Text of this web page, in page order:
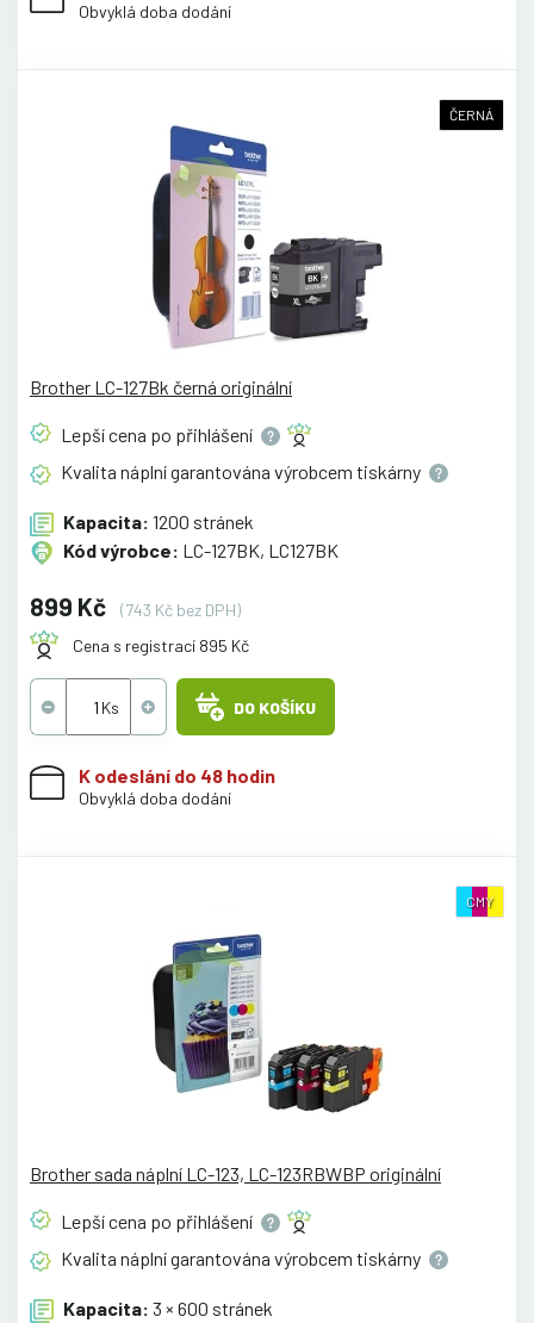
Obvyklá doba dodání
ČERNÁ
Brother LC-127Bk černá originální
Lepší cena po přihlášení
Kvalita náplní garantována výrobcem tiskárny
Kapacita: 1200 stránek
Kód výrobce: LC-127BK, LC127BK
899 Kč
(743 Kč bez DPH)
Cena s registrací 895 Kč
DO KOŠÍKU
K odeslání do 48 hodin
Obvyklá doba dodání
CMY
Brother sada náplní LC-123, LC-123RBWBP originální
Lepší cena po přihlášení
Kvalita náplní garantována výrobcem tiskárny
Kapacita: 3 × 600 stránek